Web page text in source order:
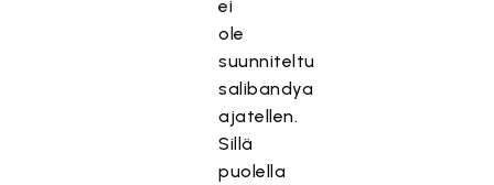
ei
ole
suunniteltu
salibandya
ajatellen.
Sillä
puolella